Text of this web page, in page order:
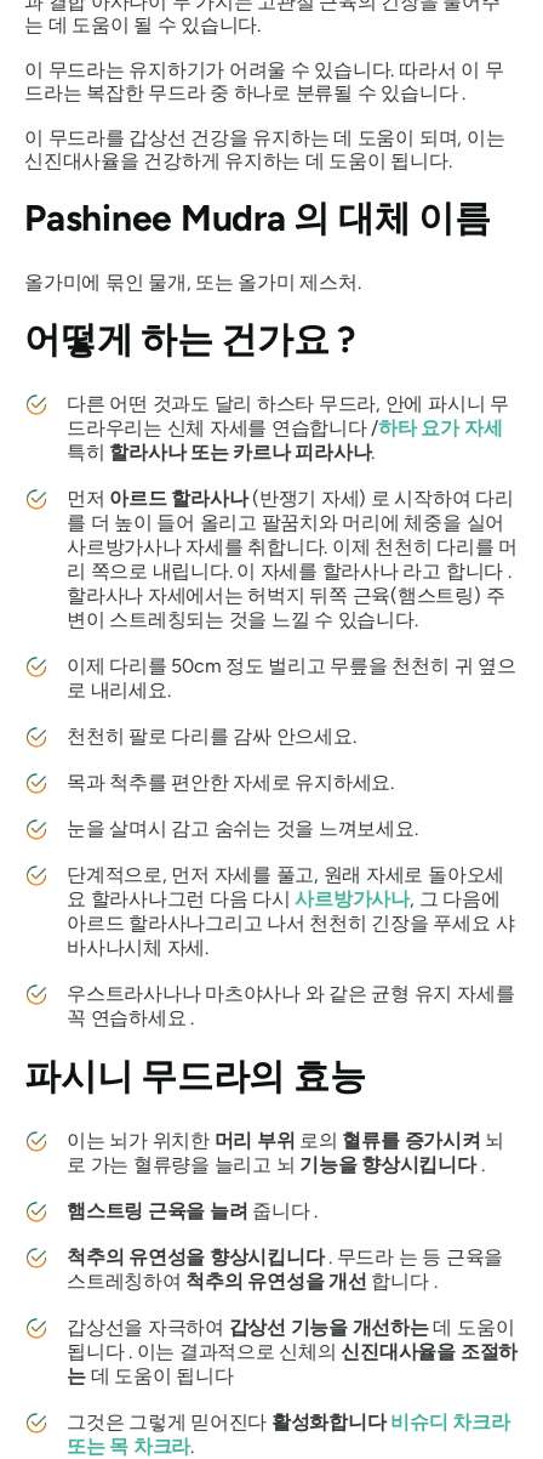
는 데 도움이 될 수 있습니다.
이 무드라는 유지하기가 어려울 수 있습니다. 따라서 이 무
드라는 복잡한 무드라중 하나로 분류될 수 있습니다 .
이 무드라를 갑상선 건강을 유지하는 데 도움이 되며, 이는
신진대사율을 건강하게 유지하는 데 도움이 됩니다.
Pashinee Mudra 의 대체 이름
올가미에 묶인 물개, 또는 올가미 제스처.
어떻게 하는 건가요?
다른 어떤 것과도 달리 하스타 무드라, 안에 파시니 무
드라우리는 신체 자세를 연습합니다 /하타 요가자세
특히 할라사나또는 카르나 피라사나.
먼저 아르드 할라사나(반쟁기 자세) 로 시작하여 다리
를 더 높이 들어 올리고 팔꿈치와 머리에 체중을 실어
사르방가사나 자세를 취합니다. 이제 천천히 다리를 머
리 쪽으로 내립니다. 이 자세를 할라사나라고 합니다 .
할라사나 자세에서는 허벅지 뒤쪽 근육(햄스트링) 주
변이 스트레칭되는 것을 느낄 수 있습니다.
이제 다리를 50cm 정도 벌리고 무릎을 천천히 귀 옆으
로 내리세요.
천천히 팔로 다리를 감싸 안으세요.
목과 척추를 편안한 자세로 유지하세요.
눈을 살며시 감고 숨쉬는 것을 느껴보세요.
단계적으로, 먼저 자세를 풀고, 원래 자세로 돌아오세
요 할라사나그런 다음 다시사르방가사나, 그 다음에
아르드 할라사나그리고 나서 천천히 긴장을 푸세요 샤
바사나시체 자세.
우스트라사나나 마츠야사나와 같은 균형 유지 자세를
꼭 연습하세요 .
파시니 무드라의 효능
이는 뇌가 위치한 머리 부위 로의 혈류를 증가시켜 뇌
로 가는 혈류량을 늘리고 뇌 기능을 향상시킵니다.
햄스트링 근육을 늘려 줍니다 .
척추의 유연성을 향상시킵니다. 무드라 는 등 근육을
스트레칭하여 척추의 유연성을 개선 합니다 .
갑상선을 자극하여 갑상선 기능을 개선하는데 도움이
됩니다 . 이는 결과적으로 신체의신진대사율을 조절하
는데 도움이 됩니다
그것은 그렇게 믿어진다 활성화합니다비슈디 차크라
또는 목 차크라.